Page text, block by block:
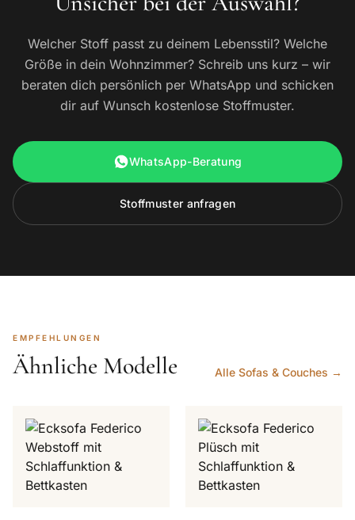
Welcher Stoff passt zu deinem Lebensstil? Welche
Größe in dein Wohnzimmer? Schreib uns kurz – wir
beraten dich persönlich per WhatsApp und schicken
dir auf Wunsch kostenlose Stoffmuster.
WhatsApp-Beratung
Stoffmuster anfragen
EMPFEHLUNGEN
Ähnliche Modelle Alle Sofas & Couches →